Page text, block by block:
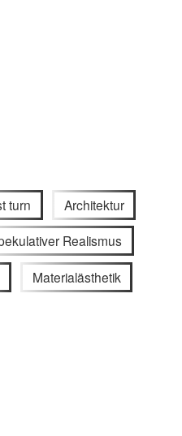
turn Architektur
Realismus
Materialästhetik